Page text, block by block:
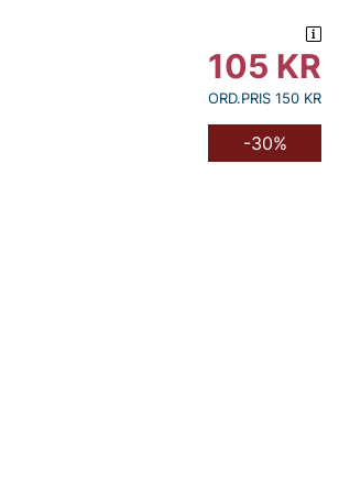
105 KR
ORD.PRIS 150 KR
-30%